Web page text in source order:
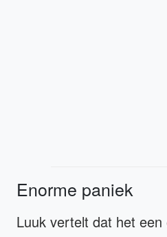
Enorme paniek
Luuk vertelt dat het